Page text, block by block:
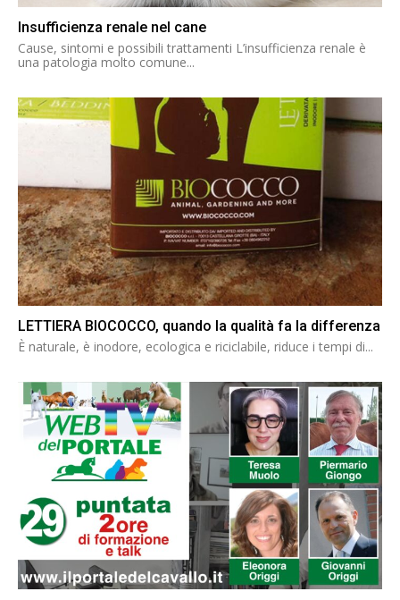
Insufficienza renale nel cane
Cause, sintomi e possibili trattamenti L’insufficienza renale è
una patologia molto comune...
LETTIERA BIOCOCCO, quando la qualità fa la differenza
È naturale, è inodore, ecologica e riciclabile, riduce i tempi di...